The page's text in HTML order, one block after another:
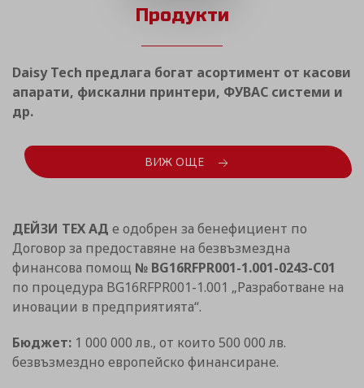
Продукти
Daisy Tech предлага богат асортимент от касови
апарати, фискални принтери, ФУВАС системи и
др.
ВИЖ ОЩЕ
ДЕЙЗИ ТЕХ АД е одобрен за бенефициент по
Договор за предоставяне на безвъзмездна
финансова помощ № BG16RFPR001-1.001-0243-C01
по процедура BG16RFPR001-1.001 „Разработване на
иновации в предприятията“.
Бюджет: 1 000 000 лв., от които 500 000 лв.
безвъзмездно европейско финансиране.